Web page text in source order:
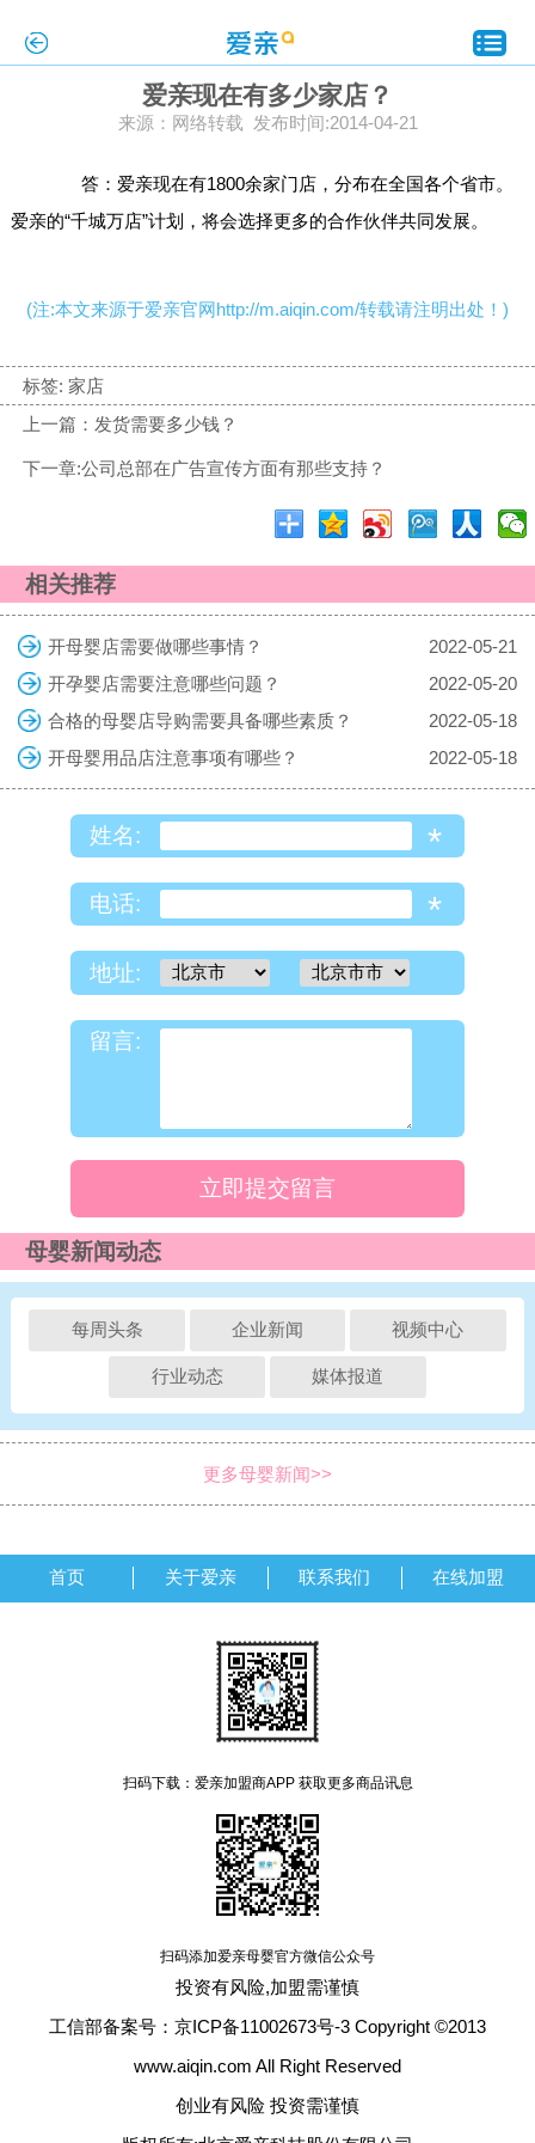
爱亲现在有多少家店？
来源：网络转载 发布时间:2014-04-21
答：爱亲现在有1800余家门店，分布在全国各个省市。
爱亲的“千城万店”计划，将会选择更多的合作伙伴共同发展。
(注:本文来源于爱亲官网http://m.aiqin.com/转载请注明出处！)
标签: 家店
上一篇：发货需要多少钱？
下一章:公司总部在广告宣传方面有那些支持？
相关推荐
开母婴店需要做哪些事情？
2022-05-21
开孕婴店需要注意哪些问题？
2022-05-20
合格的母婴店导购需要具备哪些素质？
2022-05-18
开母婴用品店注意事项有哪些？
2022-05-18
姓名: *
电话: *
地址:
留言:
立即提交留言
母婴新闻动态
每周头条 企业新闻 视频中心
行业动态 媒体报道
更多母婴新闻>>
首页 关于爱亲 联系我们 在线加盟
扫码下载：爱亲加盟商APP 获取更多商品讯息
扫码添加爱亲母婴官方微信公众号
投资有风险,加盟需谨慎
工信部备案号：京ICP备11002673号-3 Copyright ©2013
www.aiqin.com All Right Reserved
创业有风险 投资需谨慎